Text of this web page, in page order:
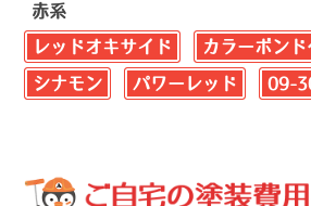
赤系
レッドオキサイド カラーボン
シナモン パワーレッド 09-